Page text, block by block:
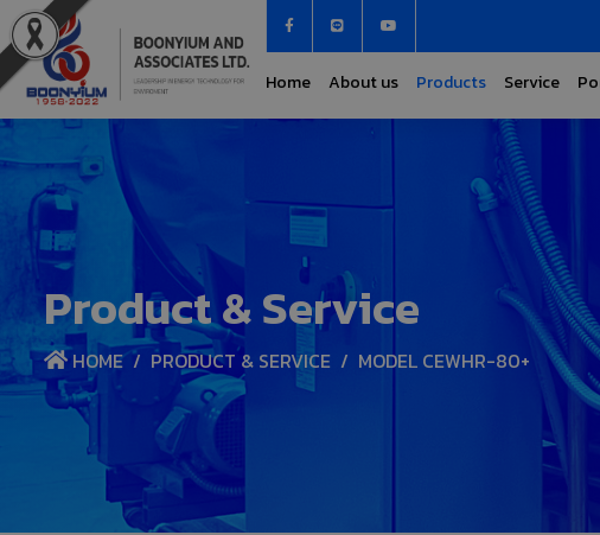
Home About us Products Service
Product & Service
HOME PRODUCT & SERVICE MODEL CEWHR-80+